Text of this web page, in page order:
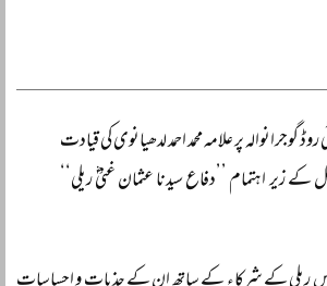
روڈ گوجرانوالہ پر علامہ محمد احمد لدھیانوی کی قیادت
کے زیر اہتمام ’’دفاع سیدنا عثمان غنیؓ ریلی‘‘